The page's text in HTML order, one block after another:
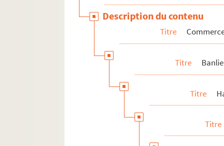
Description du contenu
Titre
Titre
Titre
Titre